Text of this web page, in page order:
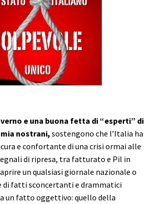
e una buona fetta di “esperti” di
nostrani, sostengono che l’Italia ha
e confortante di una crisi ormai alle
di ripresa, tra fatturato e Pil in
un qualsiasi giornale nazionale o
di fatti sconcertanti e drammatici
un fatto oggettivo: quello della